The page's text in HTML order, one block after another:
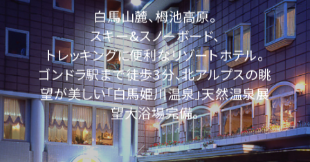
白馬山麓、栂池高原。
スキー&スノーボード、
トレッキングに便利なリゾートホテル。
ゴンドラ駅まで徒歩3分、北アルプスの眺
望が美しい「白馬姫川温泉」天然温泉展
望大浴場完備。
宿泊プラン
アクセス
FAQ